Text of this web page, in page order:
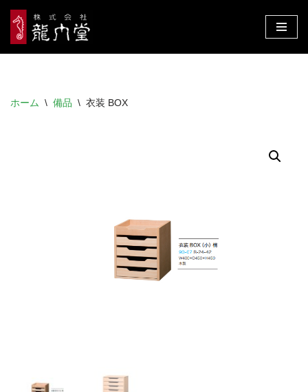
コ
ン
ツ
ホーム \ 備品 \ 衣装 BOX